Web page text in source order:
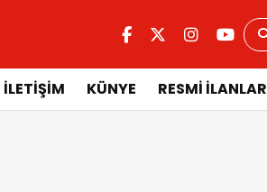
İLETİŞİM KÜNYE RESMİ İLANLAR